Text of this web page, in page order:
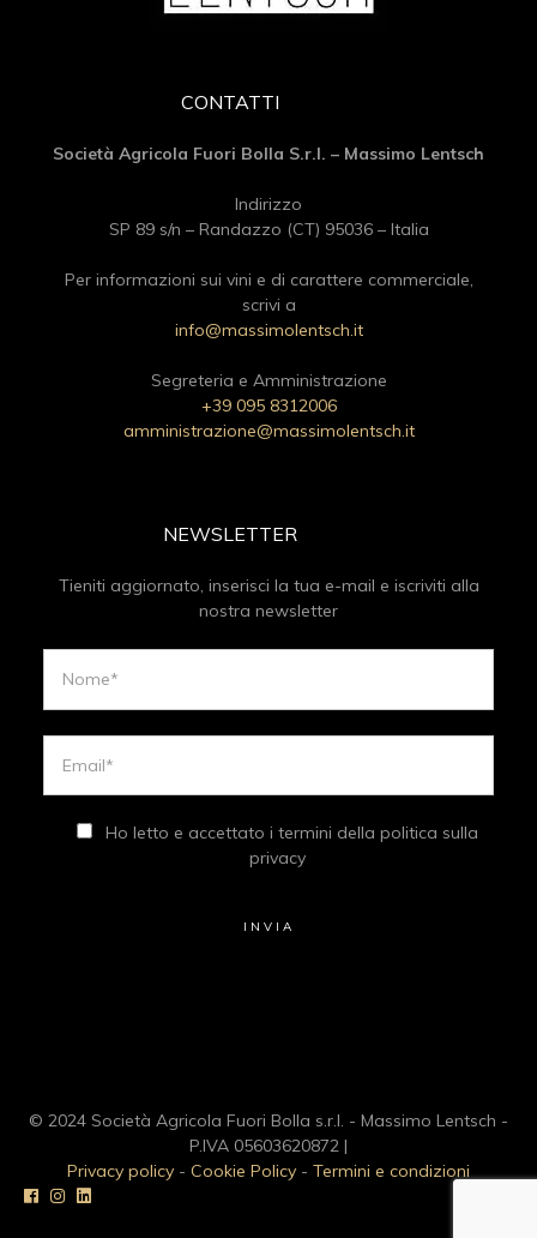
CONTATTI
Società Agricola Fuori Bolla S.r.l. – Massimo Lentsch
Indirizzo
SP 89 s/n – Randazzo (CT) 95036 – Italia
Per informazioni sui vini e di carattere commerciale,
scrivi a
info@massimolentsch.it
Segreteria e Amministrazione
+39 095 8312006
amministrazione@massimolentsch.it
NEWSLETTER
Tieniti aggiornato, inserisci la tua e-mail e iscriviti alla
nostra newsletter
Ho letto e accettato i termini della politica sulla
privacy
© 2024 Società Agricola Fuori Bolla s.r.l. - Massimo Lentsch -
P.IVA 05603620872 |
Privacy policy - Cookie Policy - Termini e condizioni